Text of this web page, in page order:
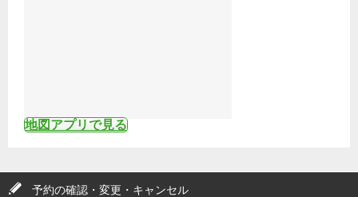
地図アプリで見る
予約の確認・変更・キャンセル